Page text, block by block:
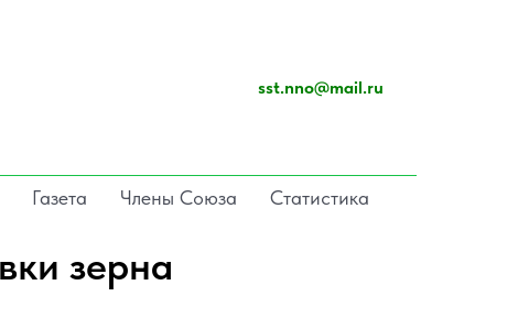
sst.nno@mail.ru
Газета Члены Союза
Статистика
зерна